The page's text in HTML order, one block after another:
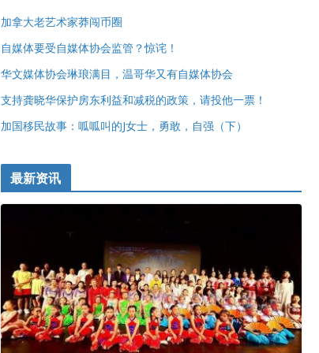
加拿大老艺术家莽闯币圈
自媒体要受自媒体协会监管？惊诧！
华文媒体协会琳琅满目，温哥华又有自媒体协会
支持龚晓华保护房东利益和减税的政策，请投他一票！
加国移民故事：呱呱叫的J女士，勇敢，自强（下）
最新资讯